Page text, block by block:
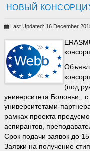
НОВЫЙ
Last Updated: 16 December
(под
университета Болоньи,,
университетами-
рамках проекта
аспирантов,
Срок подачи заявок до
Заявки на получение